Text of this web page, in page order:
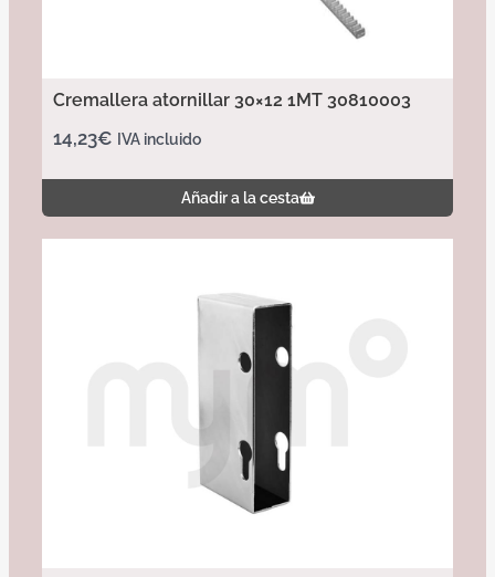
Cremallera atornillar 30×12 1MT 30810003
14,23€ IVA incluido
Añadir a la cesta